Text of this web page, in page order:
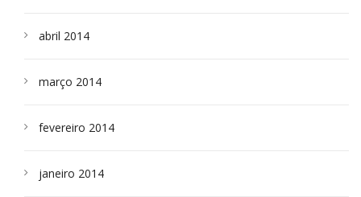
abril 2014
março 2014
fevereiro 2014
janeiro 2014